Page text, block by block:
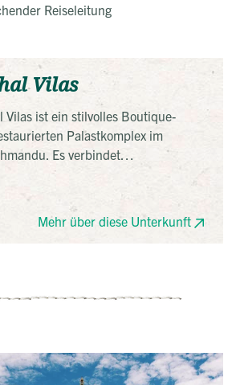
Reiseleitung
Vilas
Vilas ist ein stilvolles Boutique-
Palastkomplex im
Es verbindet
Rana-Architektur mit Elementen
und Terai und bietet 33
Zimmer. In ruhiger Lage nahe
Singha Durbar gelegen, ist es
Mehr über diese Unterkunft